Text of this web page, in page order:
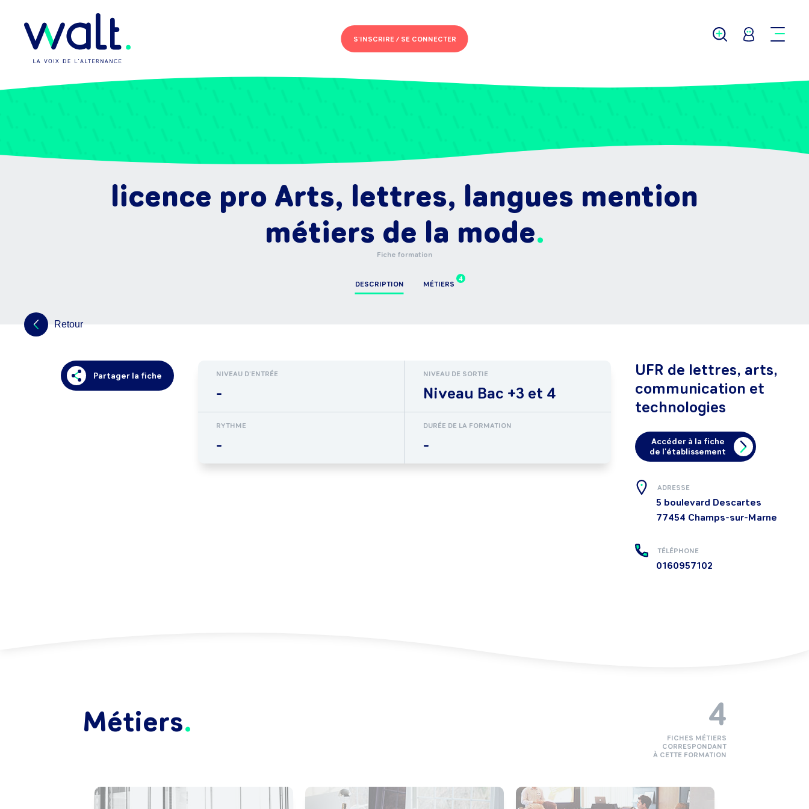
S'INSCRIRE /SE CONNECTER
licence pro Arts, lettres, langues mention
métiers de la mode
Fiche formation
DESCRIPTION
4
MÉTIERS
Retour
Partager la fiche NIVEAU D'ENTRÉE
-
NIVEAU DE SORTIE
Niveau Bac +3 et 4
RYTHME
-
DURÉE DE LA FORMATION
-
UFR de lettres, arts,
communication et
technologies
Accéder à la fiche
de l'établissement
ADRESSE
5 boulevard Descartes
77454 Champs-sur-Marne
TÉLÉPHONE
0160957102
Métiers 4
FICHES MÉTIERS
CORRESPONDANT
À CETTE FORMATION